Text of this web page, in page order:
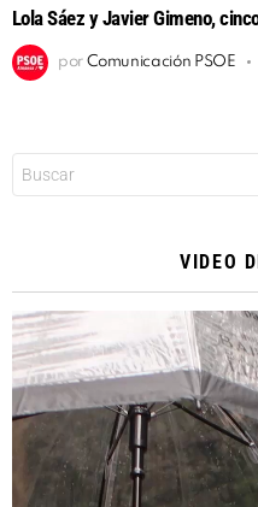
Lola Sáez y Javier Gimeno,
por Comunicación PSOE
VIDEO
Reproductor
de
vídeo